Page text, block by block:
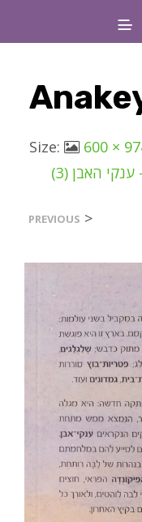
600 ×
האבן (3)
<
PREVIOUS